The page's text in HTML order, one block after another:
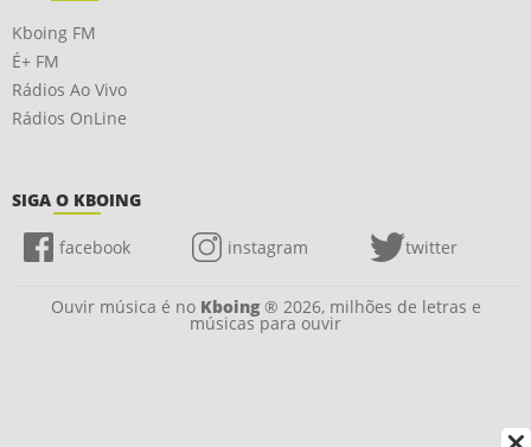
Kboing FM
É+ FM
Rádios Ao Vivo
Rádios OnLine
SIGA O KBOING
facebook instagram twitter
Ouvir música é no Kboing® 2026, milhões de letras e
músicas para ouvir